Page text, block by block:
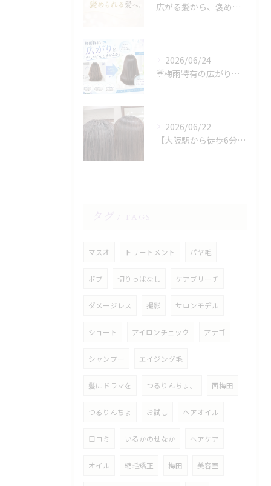
広がる髪から、褒められる髪へ。
2026/06/24
☔️梅雨特有の広がり、諦めていませんか？☔️
2026/06/22
【大阪駅から徒歩6分】縮毛矯正専門店の美容院で叶える梅雨のうねり対策
マスオ トリートメント パヤ毛
ボブ 切りっぱなし ケアブリーチ
ダメージレス 撮影 サロンモデル
ショート アイロンチェック アナゴ
シャンプー エイジング毛
髪にドラマを つるりんちょ。 西梅田
つるりんちょ お試し ヘアオイル
口コミ いるかのせなか ヘアケア
オイル 縮毛矯正 梅田 美容室